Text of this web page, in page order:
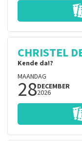
CHRISTEL
Kende da!?
MAANDAG
28DECEMBER
2026